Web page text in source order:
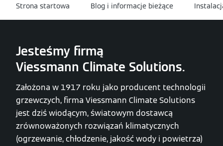
Strona startowa Blog i informacje bieżące
Jesteśmy firmą
Viessmann Climate Solutions.
Założona w 1917 roku jako producent technologii
grzewczych, firma Viessmann Climate Solutions
jest dziś wiodącym, światowym dostawcą
zrównoważonych rozwiązań klimatycznych
(ogrzewanie, chłodzenie, jakość wody i powietrza)